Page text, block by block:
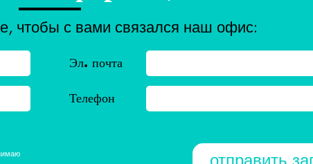
чтобы с вами связался наш офис:
Эл. почта
Телефон